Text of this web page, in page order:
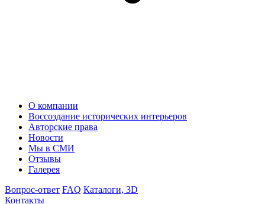
О компании
Воссоздание исторических интерьеров
Авторские права
Новости
Мы в СМИ
Отзывы
Галерея
Вопрос-ответ FAQ Каталоги, 3D
Контакты